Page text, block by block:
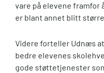
vare på elevene framfor
er blant annet blitt
Videre forteller Udnæs
bedre elevenes
gode støttetjenester